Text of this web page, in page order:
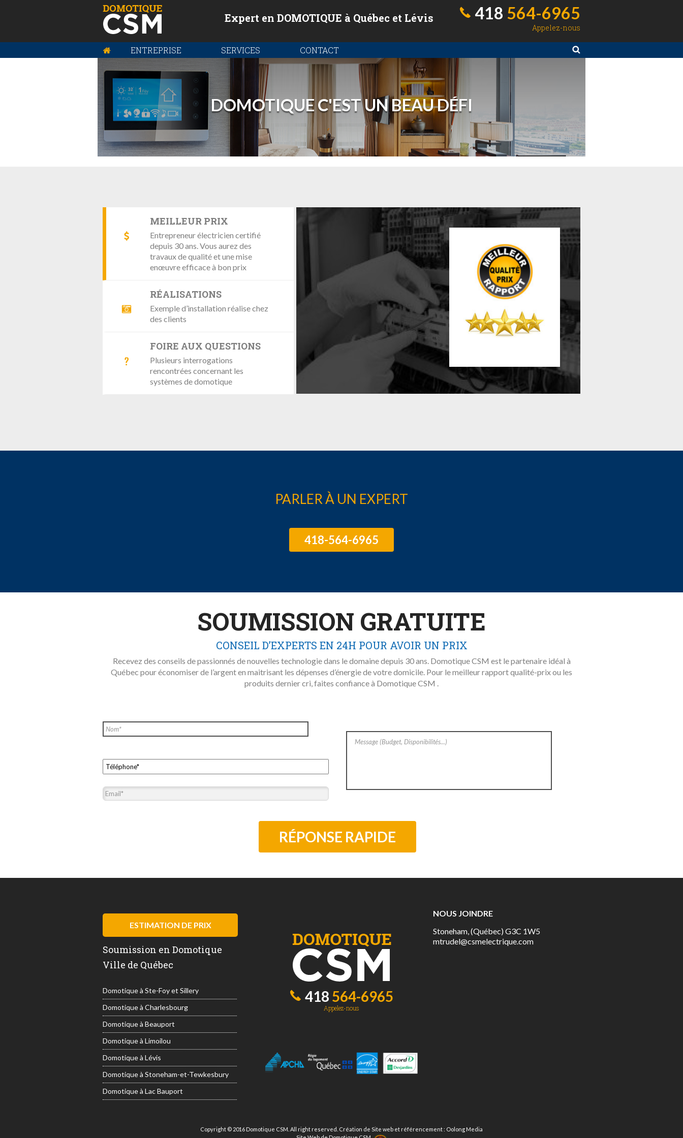
Expert en DOMOTIQUE à Québec et Lévis 418 564-6965
Appelez-nous
ENTREPRISE SERVICES CONTACT
DOMOTIQUE C'EST UN BEAU DÉFI
MEILLEUR PRIX
Entrepreneur électricien certifié
depuis 30 ans. Vous aurez des
travaux de qualité et une mise
enœuvre efficace à bon prix
RÉALISATIONS
Exemple d’installation réalise chez
des clients
FOIRE AUX QUESTIONS
Plusieurs interrogations
rencontrées concernant les
systèmes de domotique
PARLER À UN EXPERT
418-564-6965
SOUMISSION GRATUITE
CONSEIL D’EXPERTS EN 24H POUR AVOIR UN PRIX
Recevez des conseils de passionnés de nouvelles technologie dans le domaine depuis 30 ans. Domotique CSM est le partenaire idéal à
Québec pour économiser de l’argent en maitrisant les dépenses d’énergie de votre domicile. Pour le meilleur rapport qualité-prix ou les
produits dernier cri, faites confiance à Domotique CSM .
ESTIMATION DE PRIX
Soumission en Domotique
Ville de Québec
Domotique à Ste-Foy et Sillery
Domotique à Charlesbourg
Domotique à Beauport
Domotique à Limoilou
Domotique à Lévis
Domotique à Stoneham-et-Tewkesbury
Domotique à Lac Bauport
418 564-6965
Appelez-nous
NOUS JOINDRE
Stoneham, (Québec) G3C 1W5
mtrudel@csmelectrique.com
Copyright © 2016 Domotique CSM. All right reserved. Création de Site web et référencement : Oolong Media